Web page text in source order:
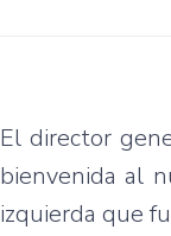
El director
bienvenida al
izquierda que